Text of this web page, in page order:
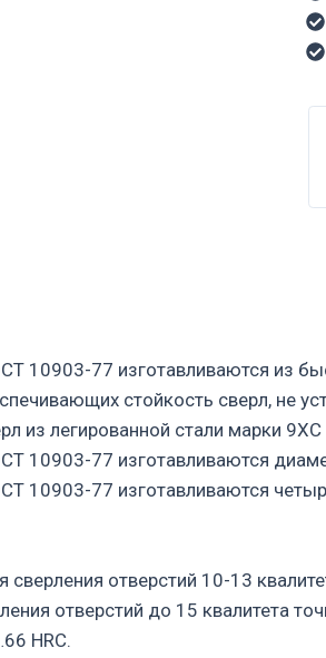
10903-77 изготавливаются из
стойкость сверл, не
из легированной стали марки
10903-77 изготавливаются
10903-77 изготавливаются
отверстий 10-13
отверстий до 15 квалитета
HRC.